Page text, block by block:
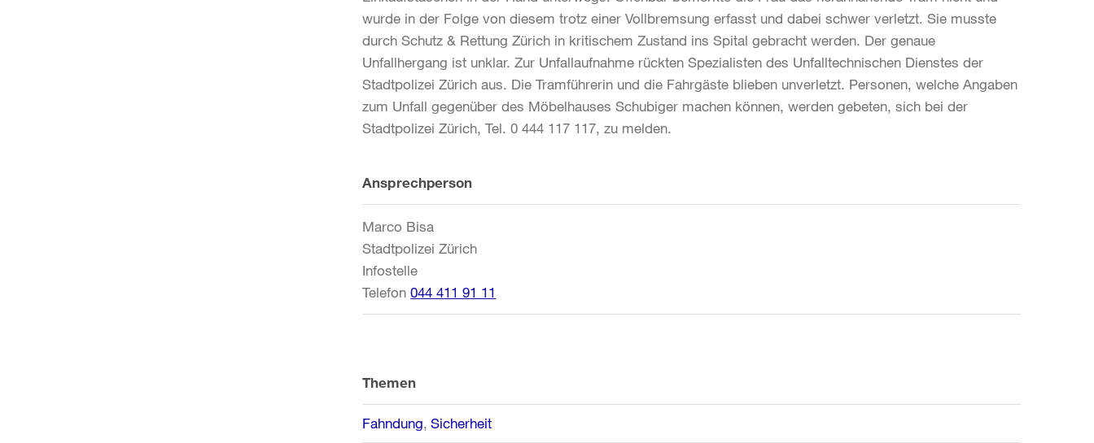
wurde in der Folge von diesem trotz einer Vollbremsung erfasst und dabei schwer verletzt. Sie musste
durch Schutz & Rettung Zürich in kritischem Zustand ins Spital gebracht werden. Der genaue
Unfallhergang ist unklar. Zur Unfallaufnahme rückten Spezialisten des Unfalltechnischen Dienstes der
Stadtpolizei Zürich aus. Die Tramführerin und die Fahrgäste blieben unverletzt. Personen, welche Angaben
zum Unfall gegenüber des Möbelhauses Schubiger machen können, werden gebeten, sich bei der
Stadtpolizei Zürich, Tel. 0 444 117 117, zu melden.
Weitere
Informationen
Ansprechperson
Marco Bisa
Stadtpolizei Zürich
Infostelle
Telefon 044 411 91 11
Themen
Fahndung Sicherheit